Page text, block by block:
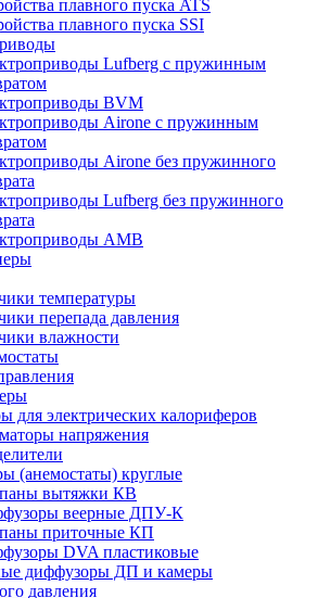
плавного пуска ATS
плавного пуска SSI
Lufberg c пружинным
BVM
Airone c пружинным
Airone без пружинного
Lufberg без пружинного
AMB
температуры
перепада давления
влажности
для электрических калориферов
напряжения
(анемостаты) круглые
вытяжки КВ
веерные ДПУ-К
приточные КП
DVA пластиковые
диффузоры ДП и камеры
давления